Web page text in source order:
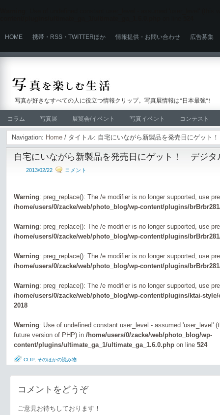
HOME 携帯・RSS・TWITTERほか 情報提供・お問い合わせ 広告募集
写真が好きなすべての人に役立つ情報クリップ。写真展情報は"日本最強"!
コラム 写真展 展覧会/イベント 写真イベント コンテスト
Navigation: Home / タイトル: 自宅にいながら新製品を発売日にゲット
自宅にいながら新製品を発売日にゲット！ デジタ
2013/02/22 コメント
Warning: preg_replace(): The /e modifier is no longer supported, use
/home/users/0/zacke/web/photo_blog/wp-content/plugins/
Warning: preg_replace(): The /e modifier is no longer supported, use
/home/users/0/zacke/web/photo_blog/wp-content/plugins/
Warning: preg_replace(): The /e modifier is no longer supported, use
/home/users/0/zacke/web/photo_blog/wp-content/plugins/
Warning: preg_replace(): The /e modifier is no longer supported, use
/home/users/0/zacke/web/photo_blog/wp-content/plugins/ktai-
2018
Warning: Use of undefined constant user_level - assumed 'user_level'
future version of PHP) in /home/users/0/zacke/web/photo_blog/wp-
content/plugins/ultimate_ga_1/ultimate_ga_1.6.0.php on line 524
CLIP, そのほかの読み物
コメントをどうぞ
ご意見お待ちしております！